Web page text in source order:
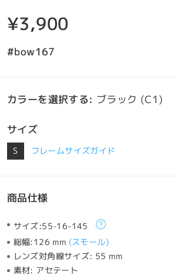
¥3,900
#bow167
カラーを選択する: ブラック (C1)
サイズ
S フレームサイズガイド
商品仕様
サイズ:55-16-145
総幅:126 mm (スモール)
レンズ対角線サイズ: 55 mm
素材: アセテート